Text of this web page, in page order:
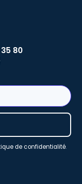
80
de confidentialité.